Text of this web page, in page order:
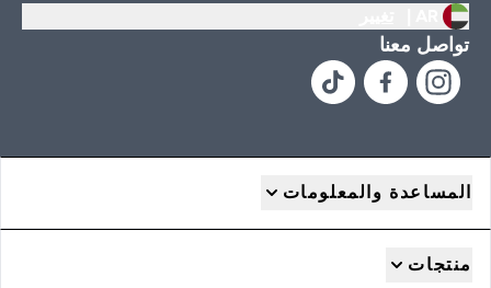
تواصل معنا
المساعدة والمعلومات
منتجات